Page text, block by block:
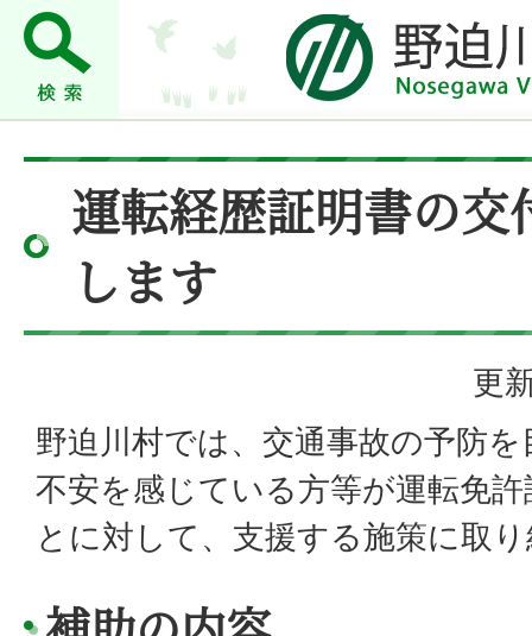
運転経歴証明書の交
します
更
野迫川村では、交通事故の予防
不安を感じている方等が運転免
とに対して、支援する施策に取